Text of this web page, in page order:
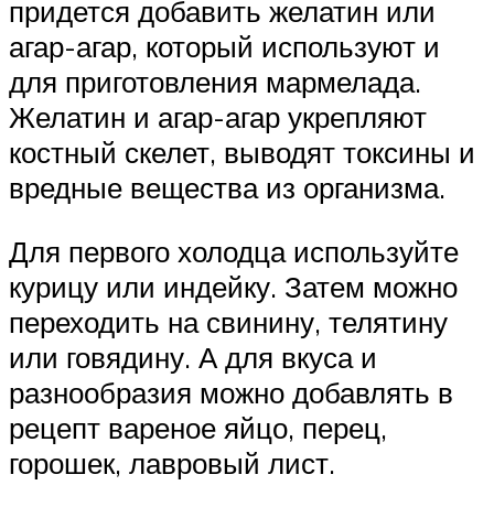
придется добавить желатин или
агар-агар, который используют и
для приготовления мармелада.
Желатин и агар-агар укрепляют
костный скелет, выводят токсины и
вредные вещества из организма.
Для первого холодца используйте
курицу или индейку. Затем можно
переходить на свинину, телятину
или говядину. А для вкуса и
разнообразия можно добавлять в
рецепт вареное яйцо, перец,
горошек, лавровый лист.